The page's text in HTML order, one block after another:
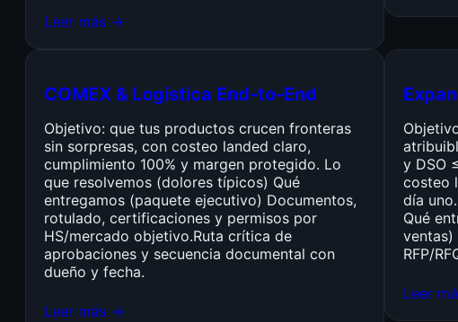
Leer más →
COMEX & Logística End-to-End
Objetivo: que tus productos crucen fronteras
sin sorpresas, con costeo landed claro,
cumplimiento 100% y margen protegido. Lo
que resolvemos (dolores típicos) Qué
entregamos (paquete ejecutivo) Documentos,
rotulado, certificaciones y permisos por
HS/mercado objetivo.Ruta crítica de
aprobaciones y secuencia documental con
dueño y fecha.
Leer más →
y DSO
costeo
día
Qué
ventas)
RFP/
Leer